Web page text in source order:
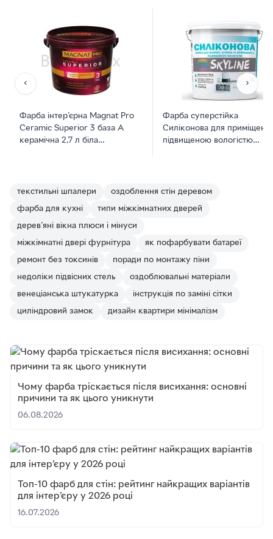
‹
Фарба інтер'єрна Magnat Pro
Ceramic Superior 3 база А
керамічна 2,7 л біла
Фарба суперстійка
Силіконова для приміщень
підвищеною вологістю
›
текстильні шпалери оздоблення стін деревом
фарба для кухні типи міжкімнатних дверей
дерев’яні вікна плюси і мінуси
міжкімнатні двері фурнітура як пофарбувати батареї
ремонт без токсинів поради по монтажу піни
недоліки підвісних стель оздоблювальні матеріали
венеціанська штукатурка інструкція по заміні сітки
циліндровий замок дизайн квартири мінімалізм
Чому фарба тріскається після висихання: основні
причини та як цього уникнути
06.08.2026
Топ-10 фарб для стін: рейтинг найкращих варіантів
для інтер’єру у 2026 році
16.07.2026